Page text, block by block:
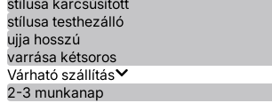
stílusa testhezálló
ujja hosszú
varrása kétsoros
Várható szállítás
2-3 munkanap